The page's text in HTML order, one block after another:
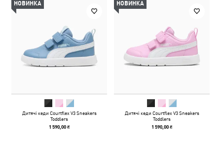
НОВИНКА
Дитячі кеди Courtflex V3 Sneakers
Toddlers
1 590,00 ₴
НОВИНКА
Дитячі кеди Courtflex V3 Sneakers
Toddlers
1 590,00 ₴